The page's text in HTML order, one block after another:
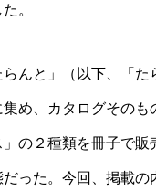
。
んと」（以下、「
め、カタログその
の２種類を冊子で
だった。今回、掲載